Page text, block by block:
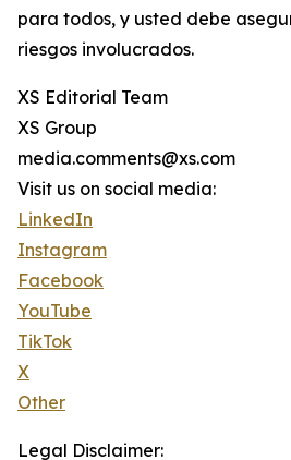
para todos, y usted debe
riesgos involucrados.
XS Editorial Team
XS Group
media.comments@xs.com
Visit us on social media:
LinkedIn
Instagram
Facebook
YouTube
TikTok
X
Other
Legal Disclaimer: